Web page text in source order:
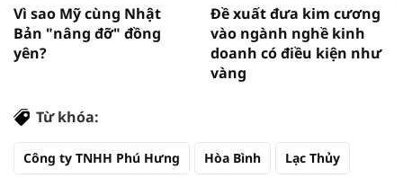
Vì sao Mỹ cùng Nhật
Bản "nâng đỡ" đồng
yên?
Đề xuất đưa kim cương
vào ngành nghề kinh
doanh có điều kiện như
vàng
Từ khóa:
Công ty TNHH Phú Hưng Hòa Bình Lạc Thủy